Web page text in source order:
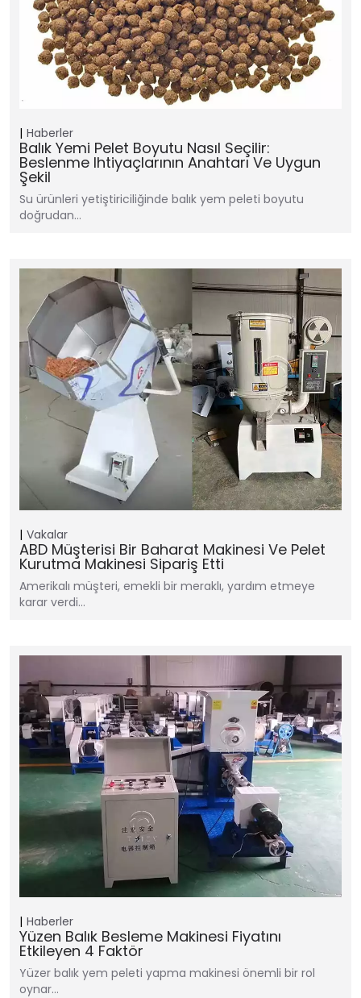
Haberler
Balık Yemi Pelet Boyutu Nasıl Seçilir:
Beslenme Ihtiyaçlarının Anahtarı Ve Uygun
Şekil
Su ürünleri yetiştiriciliğinde balık yem peleti boyutu
doğrudan…
Vakalar
ABD Müşterisi Bir Baharat Makinesi Ve Pelet
Kurutma Makinesi Sipariş Etti
Amerikalı müşteri, emekli bir meraklı, yardım etmeye
karar verdi…
Haberler
Yüzen Balık Besleme Makinesi Fiyatını
Etkileyen 4 Faktör
Yüzer balık yem peleti yapma makinesi önemli bir rol
oynar…